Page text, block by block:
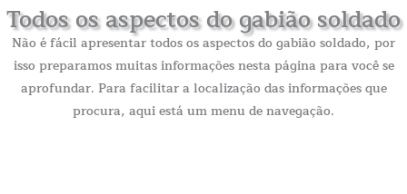
Todos os aspectos do gabião soldado
Não é fácil apresentar todos os aspectos do gabião soldado, por
isso preparamos muitas informações nesta página para você se
aprofundar. Para facilitar a localização das informações que
procura, aqui está um menu de navegação.